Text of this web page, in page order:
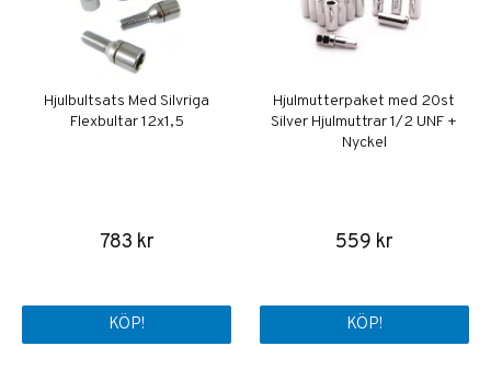
Hjulbultsats Med Silvriga
Flexbultar 12x1,5
783 kr
KÖP!
Hjulmutterpaket med 20st
Silver Hjulmuttrar 1/2 UNF +
Nyckel
559 kr
KÖP!